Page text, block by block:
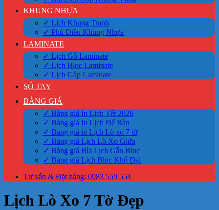
KHUNG NHỰA
✓ Lịch Khung Tranh
✓ Phù Điêu Khung Nhựa
LAMINATE
✓ Lịch Gỗ Laminate
✓ Lịch Bloc Laminate
✓ Lịch Gập Laminate
SỔ TAY
BẢNG GIÁ
✓ Bảng giá In Lịch Tết 2026
✓ Bảng giá In Lịch Để Bàn
✓ Bảng giá in Lịch Lò xo 7 tờ
✓ Bảng giá Lịch Lò Xo Giữa
✓ Bảng giá Bìa Lịch Gắn Bloc
✓ Bảng giá Lịch Bloc Khổ Đại
Tư vấn & Đặt hàng: 0983 559 554
Lịch Lò Xo 7 Tờ Đẹp